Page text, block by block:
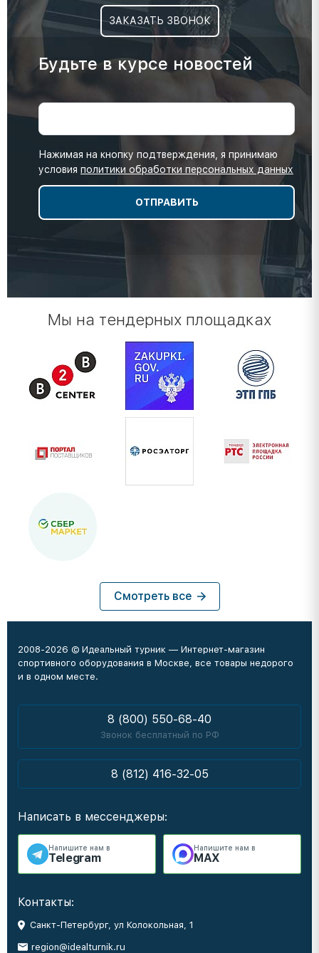
ЗАКАЗАТЬ ЗВОНОК
Будьте в курсе новостей
Нажимая на кнопку подтверждения, я принимаю
условия политики обработки персональных данных
Мы на тендерных площадках
Смотреть все
2008-2026 © Идеальный турник — Интернет-магазин
спортивного оборудования в Москве, все товары недорого
и в одном месте.
8 (800) 550-68-40
Звонок бесплатный по РФ
8 (812) 416-32-05
Написать в мессенджеры:
Напишите нам в
Telegram
Напишите нам в
MAX
Контакты:
Санкт-Петербург, ул Колокольная, 1
region@idealturnik.ru